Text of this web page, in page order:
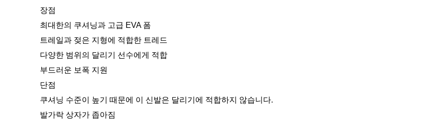
장점
최대한의 쿠셔닝과 고급 EVA 폼
트레일과 젖은 지형에 적합한 트레드
다양한 범위의 달리기 선수에게 적합
부드러운 보폭 지원
단점
쿠셔닝 수준이 높기 때문에 이 신발은 달리기에 적합하지 않습니다.
발가락 상자가 좁아짐